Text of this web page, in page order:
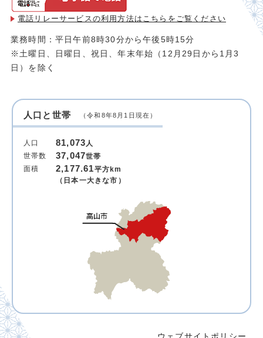
電話リレーサービスの利用方法は こちらをご覧ください
業務時間：平日午前8時30分から午後5時15分
※土曜日、日曜日、祝日、年末年始（12月29日から1月3
日）を除く
人口と世帯 （令和8年8月1日現在）
人口 81,073人
世帯数
37,047世帯
面積
2,177.61平方km
（日本一大きな市）